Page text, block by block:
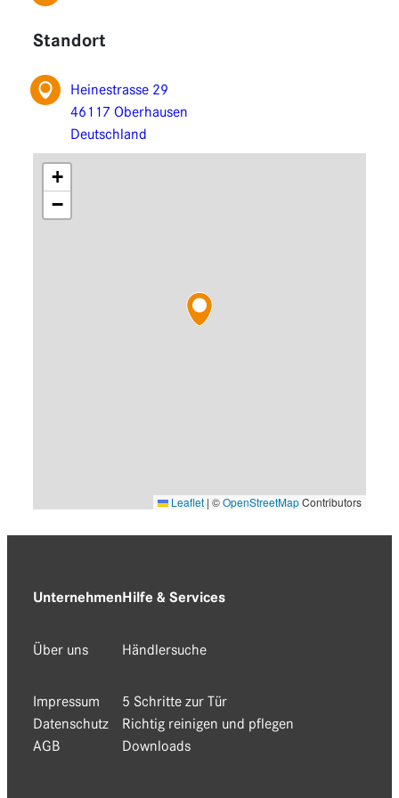
Funktionen
Erweiterungen
Standort
Heinestrasse 29
46117 Oberhausen
Deutschland
+
−
Leaflet | ©OpenStreetMapContributors
Unternehmen
Über uns
Impressum
Datenschutz
AGB
Hilfe & Services
Händlersuche
5 Schritte zur Tür
Richtig reinigen und pflegen
Downloads